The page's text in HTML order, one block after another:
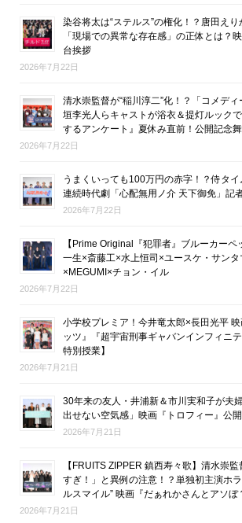
染谷将太は“ステルス”の権化！？唐田え
「現場での異常な存在感」の正体とは？
台挨拶
2026年7月22日
清水崇監督が“稲川淳二”化！？「コメデ
垣李光人らキャストが浴衣＆提灯ルック
するアンケート』夏休み直前！公開記念
2026年7月22日
うまくいっても100万円の赤字！？侍タイ
連続時代劇「心配無用ノ介 天下御免」記
2026年7月22日
【Prime Original『犯罪者』ブルーカー
一生×斎藤工×水上恒司×ユースケ・サン
×MEGUMI×チョン・イル
2026年7月22日
小学校プレミア！今井竜太郎×長田光平
ッツ』『超宇宙刑事ギャバンインフィニ
特別授業】
2026年7月21日
30年来の友人・井浦新＆市川実和子が夫
出せない空気感」映画『トロフィー』公
2026年7月21日
【FRUITS ZIPPER 鎮西寿々歌】清水崇
すぎ！」と異例の注意！？単独初主演ホ
ルスマイル” 映画『だぁれかさんとアソ
2026年7月21日